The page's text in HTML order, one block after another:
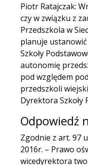
Piotr Ratajczak:
czy w związku z
Przedszkola w
planuje
Szkoły
autonomię
pod względem
przedszkoli
Dyrektora Szkoły
Odpowiedź
Zgodnie z art. 97
2016r. – Prawo
wicedyrektora